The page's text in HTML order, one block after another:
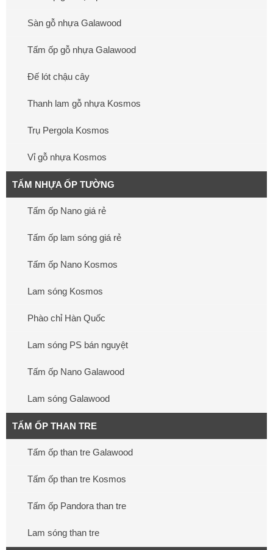
Sàn gỗ nhựa Galawood
Tấm ốp gỗ nhựa Galawood
Đế lót chậu cây
Thanh lam gỗ nhựa Kosmos
Trụ Pergola Kosmos
Vỉ gỗ nhựa Kosmos
TẤM NHỰA ỐP TƯỜNG
Tấm ốp Nano giá rẻ
Tấm ốp lam sóng giá rẻ
Tấm ốp Nano Kosmos
Lam sóng Kosmos
Phào chỉ Hàn Quốc
Lam sóng PS bán nguyệt
Tấm ốp Nano Galawood
Lam sóng Galawood
TẤM ỐP THAN TRE
Tấm ốp than tre Galawood
Tấm ốp than tre Kosmos
Tấm ốp Pandora than tre
Lam sóng than tre